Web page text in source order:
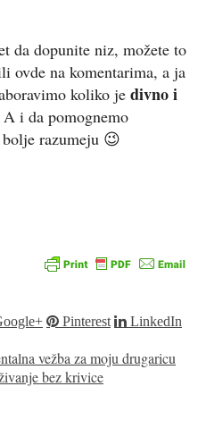
da dopunite niz, možete to
ovde na komentarima, a ja
koliko je divno i
A i da pomognemo
razumeju 😉
Pinterest
LinkedIn
vežba za moju drugaricu
bez krivice